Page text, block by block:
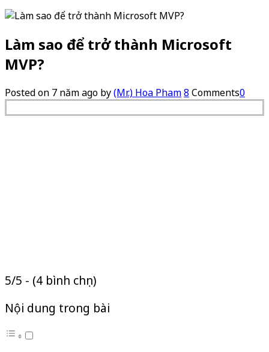
Làm sao để trở thành Microsoft
MVP?
Posted on 7 năm ago by(Mr.) Hoa Pham8 Comments0
5/5 - (4 bình chọn)
Nội dung trong bài